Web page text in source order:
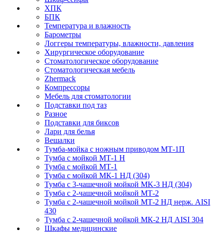
ХПК
БПК
Температура и влажность
Барометры
Логгеры температуры, влажности, давления
Хирургическое оборудование
Стоматологическое оборудование
Стоматологическая мебель
Zhermack
Компрессоры
Мебель для стоматологии
Подставки под таз
Разное
Подставки для биксов
Лари для белья
Вешалки
Тумба-мойка с ножным приводом МТ-1П
Тумба с мойкой МТ-1 Н
Тумба с мойкой МТ-1
Тумба с мойкой МК-1 НД (304)
Тумба с 3-чашечной мойкой МK-3 НД (304)
Тумба с 2-чашечной мойкой МТ-2
Тумба с 2-чашечной мойкой МТ-2 НД нерж. AISI
430
Тумба с 2-чашечной мойкой МК-2 НД AISI 304
Шкафы медицинские